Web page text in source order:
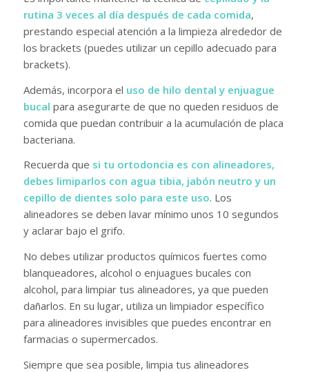
rutina 3 veces al día después de cada comida,
prestando especial atención a la limpieza alrededor de
los brackets (puedes utilizar un cepillo adecuado para
brackets).
Además, incorpora el uso de hilo dental y enjuague
bucal para asegurarte de que no queden residuos de
comida que puedan contribuir a la acumulación de placa
bacteriana.
Recuerda que si tu ortodoncia es con alineadores,
debes limiparlos con agua tibia, jabón neutro y un
cepillo de dientes solo para este uso. Los
alineadores se deben lavar mínimo unos 10 segundos
y aclarar bajo el grifo.
No debes utilizar productos químicos fuertes como
blanqueadores, alcohol o enjuagues bucales con
alcohol, para limpiar tus alineadores, ya que pueden
dañarlos. En su lugar, utiliza un limpiador específico
para alineadores invisibles que puedes encontrar en
farmacias o supermercados.
Siempre que sea posible, limpia tus alineadores